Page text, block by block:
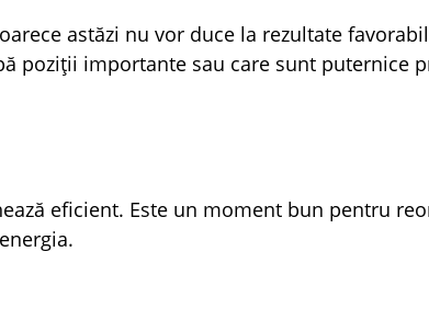
astăzi nu vor duce la rezultate
poziții importante sau care sunt puternice
eficient. Este un moment bun pentru